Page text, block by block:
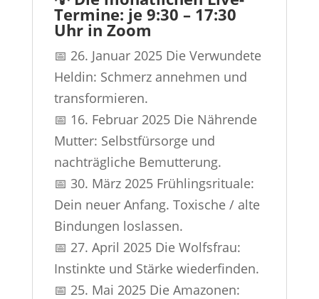
Termine: je 9:30 – 17:30
Uhr in Zoom
📅 26. Januar 2025 Die Verwundete
Heldin: Schmerz annehmen und
transformieren.
📅 16. Februar 2025 Die Nährende
Mutter: Selbstfürsorge und
nachträgliche Bemutterung.
📅 30. März 2025 Frühlingsrituale:
Dein neuer Anfang. Toxische / alte
Bindungen loslassen.
📅 27. April 2025 Die Wolfsfrau:
Instinkte und Stärke wiederfinden.
📅 25. Mai 2025 Die Amazonen: